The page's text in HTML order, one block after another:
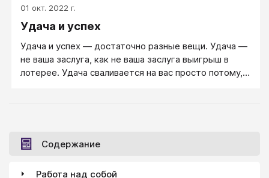
он не (полностью) зависит от действий или решений
затронутой личности. Примерами удачи могут быть
игру.
01 окт. 2022 г.
Удача и успех
Удача и успех — достаточно разные вещи. Удача —
не ваша заслуга, как не ваша заслуга выигрыш в
лотерее. Удача сваливается на вас просто потому,
что нужно для этого; вы получили то, к чему
стремились: это ваш успех, и он всегда с вами.
Содержание
Работа над собой